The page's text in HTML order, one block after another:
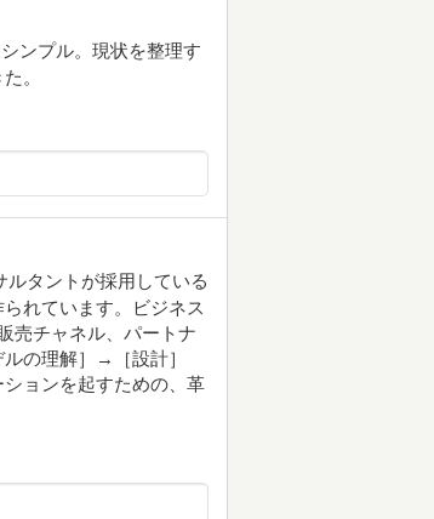
ンプル。現状を整理す
。
タントが採用している
れています。ビジネス
売チャネル、パートナ
の理解］→［設計］
ョンを起すための、革